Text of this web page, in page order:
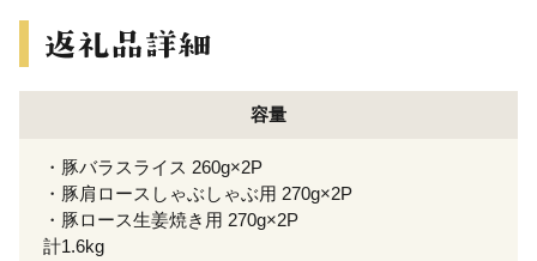
容量
・豚バラスライス 260g×2P
・豚肩ロースしゃぶしゃぶ用 270g×2P
・豚ロース生姜焼き用 270g×2P
計1.6kg